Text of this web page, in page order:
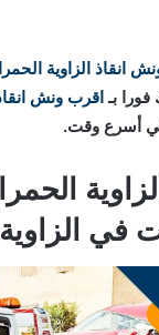
انقاذ الزاوية
بـ اقرب ونش
أسرع وقت.
في